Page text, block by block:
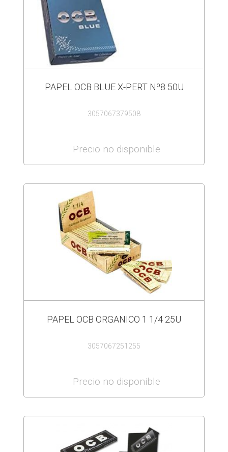
PAPEL OCB BLUE X-PERT Nº8 50U
3057067379508
Precio no disponible
PAPEL OCB ORGANICO 1 1/4 25U
3057067251255
Precio no disponible